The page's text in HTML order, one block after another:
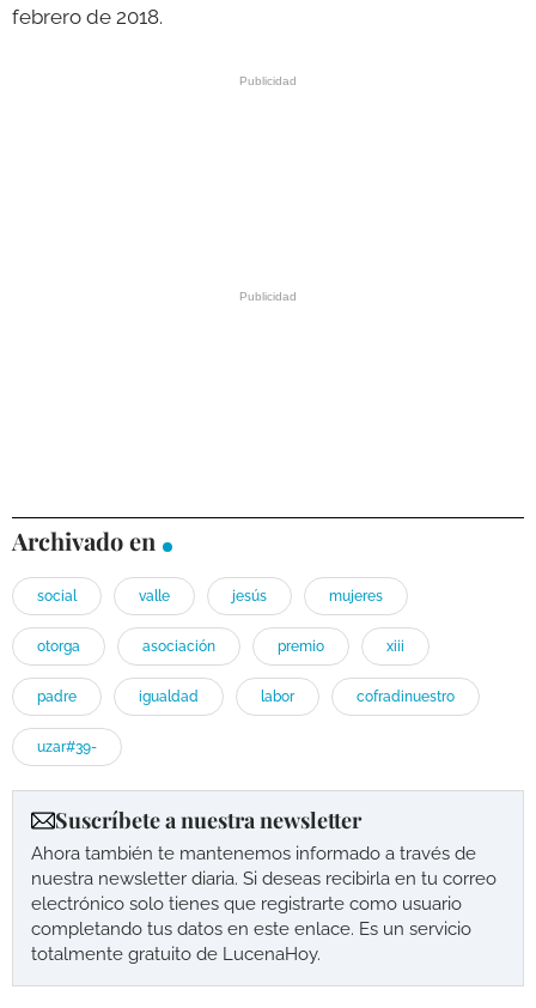
febrero de 2018.
Archivado en
social valle jesús mujeres
otorga asociación premio xiii
padre igualdad labor cofradinuestro
uzar#39-
Suscríbete a nuestra newsletter
Ahora también te mantenemos informado a través de
nuestra newsletter diaria. Si deseas recibirla en tu correo
electrónico solo tienes que registrarte como usuario
completando tus datos en este enlace. Es un servicio
totalmente gratuito de LucenaHoy.